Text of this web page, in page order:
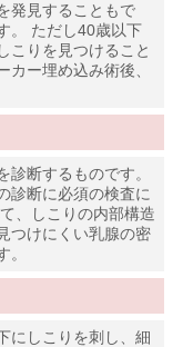
発見することもで
。 ただし40歳以下
こりを見つけること
カー埋め込み術後、
診断するものです。
診断に必須の検査に
、しこりの内部構造
つけにくい乳腺の密
。
にしこりを刺し、細